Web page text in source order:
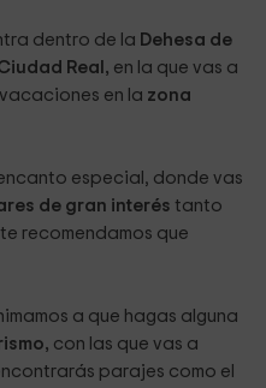
dentro de la Dehesa de
Real, en la que vas a
en la zona
especial, donde vas
de gran interés tanto
recomendamos que
a que hagas alguna
con las que vas a
parajes como el